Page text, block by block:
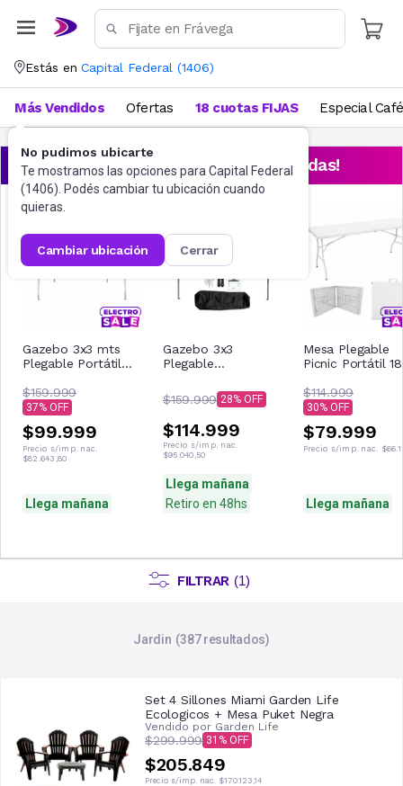
Estás en Capital Federal (1406)
No pudimos ubicarte
Te mostramos las opciones para Capital Federal
(1406). Podés cambiar tu ubicación cuando
quieras.
cambiar ubicación cerrar
Más Vendidos Ofertas 18 cuotas FIJAS Especial Café
¡Aprovechá las ofertas destacadas!
Gazebo 3x3 mts
Plegable Portátil
$159.999
37
$99.999
Precio s/imp. nac.
$82.643,80
Llega mañana
Gazebo 3x3
Plegable
Nictom Gp02 Azul
$159.999 28
$114.999
Precio s/imp. nac.
$95.040,50
Llega mañana
Retiro en 48hs
Mesa Plegable
Picnic Portátil
$114.999
30
$79.999
Precio s/imp. nac.
Llega mañana
FILTRAR (1)
Jardin 387resultados
Set 4 Sillones Miami Garden Life
Ecologicos + Mesa Puket Negra
Vendido por Garden Life
$299.999 31
$205.849
Precio s/imp. nac. $170.123,14